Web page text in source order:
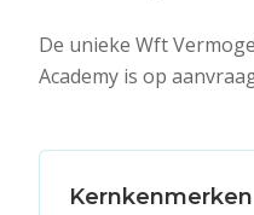
De unieke Wft
Academy is op
Kernkenmerken